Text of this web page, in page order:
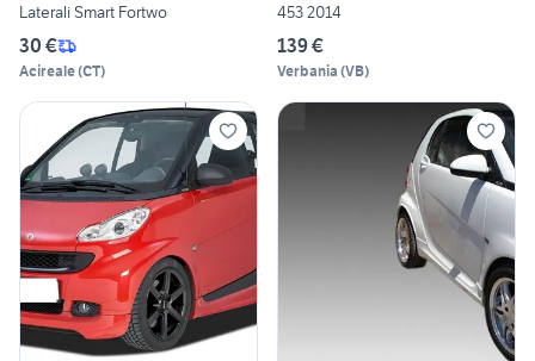
Laterali Smart Fortwo
30 €
Acireale(CT)
453 2014
139 €
Verbania (VB)